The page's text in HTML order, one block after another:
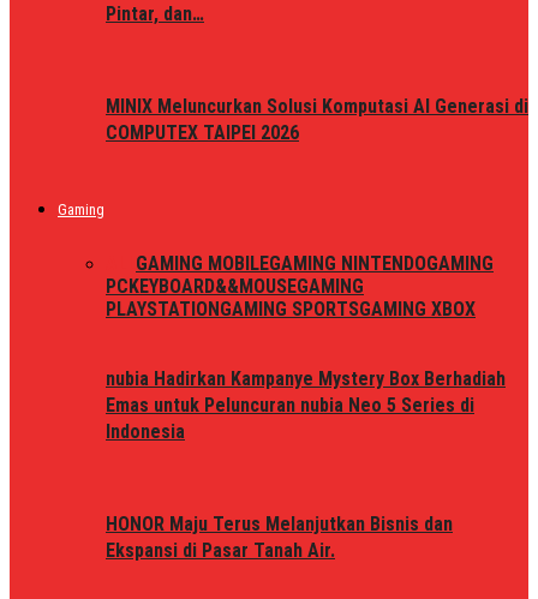
Pintar, dan…
MINIX Meluncurkan Solusi Komputasi AI Generasi di
COMPUTEX TAIPEI 2026
Gaming
GAMING MOBILEGAMING NINTENDOGAMING
PCKEYBOARD&&MOUSEGAMING
PLAYSTATIONGAMING SPORTSGAMING XBOX
nubia Hadirkan Kampanye Mystery Box Berhadiah
Emas untuk Peluncuran nubia Neo 5 Series di
Indonesia
HONOR Maju Terus Melanjutkan Bisnis dan
Ekspansi di Pasar Tanah Air.